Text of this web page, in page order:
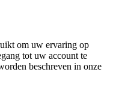
om uw ervaring op
tot uw account te
beschreven in onze